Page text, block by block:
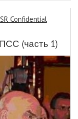
Confidential
(часть 1)